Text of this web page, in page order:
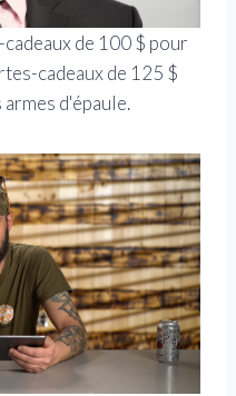
de 100 $ pour
cadeaux de 125 $
d'épaule.